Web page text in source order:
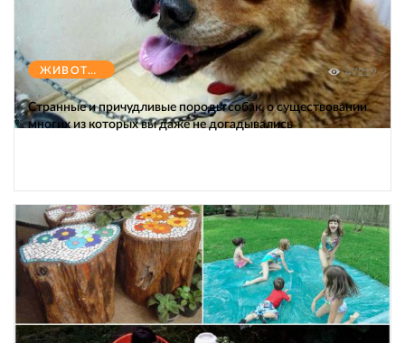
ЖИВОТНЫЕ 47219
Странные и причудливые породы собак, о существовании
многих из которых вы даже не догадывались